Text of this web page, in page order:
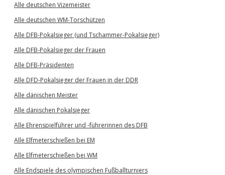
Alle deutschen Vizemeister
Alle deutschen WM-Torschützen
Alle DFB-Pokalsieger (und Tschammer-Pokalsieger)
Alle DFB-Pokalsieger der Frauen
Alle DFB-Präsidenten
Alle DFD-Pokalsieger der Frauen in der DDR
Alle dänischen Meister
Alle dänischen Pokalsieger
Alle Ehrenspielführer und -führerinnen des DFB
Alle Elfmeterschießen bei EM
Alle Elfmeterschießen bei WM
Alle Endspiele des olympischen Fußballturniers